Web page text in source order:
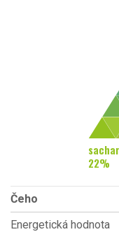
22%
Čeho
Energetická hodnota